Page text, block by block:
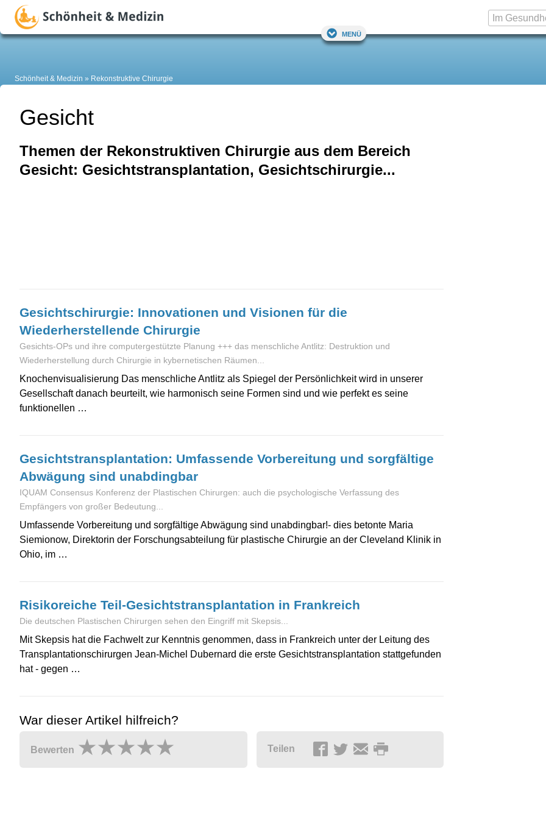
Menü
Schönheit & Medizin Rekonstruktive Chirurgie
Gesicht
Themen der Rekonstruktiven Chirurgie aus dem Bereich
Gesicht: Gesichtstransplantation, Gesichtschirurgie...
Gesichtschirurgie: Innovationen und Visionen für die
Wiederherstellende Chirurgie
Gesichts-OPs und ihre computergestützte Planung +++ das menschliche Antlitz: Destruktion und
Wiederherstellung durch Chirurgie in kybernetischen Räumen...
Knochenvisualisierung Das menschliche Antlitz als Spiegel der Persönlichkeit wird in unserer
Gesellschaft danach beurteilt, wie harmonisch seine Formen sind und wie perfekt es seine
funktionellen …
Gesichtstransplantation: Umfassende Vorbereitung und sorgfältige
Abwägung sind unabdingbar
IQUAM Consensus Konferenz der Plastischen Chirurgen: auch die psychologische Verfassung des
Empfängers von großer Bedeutung...
Umfassende Vorbereitung und sorgfältige Abwägung sind unabdingbar!- dies betonte Maria
Siemionow, Direktorin der Forschungsabteilung für plastische Chirurgie an der Cleveland Klinik in
Ohio, im …
Risikoreiche Teil-Gesichtstransplantation in Frankreich
Die deutschen Plastischen Chirurgen sehen den Eingriff mit Skepsis...
Mit Skepsis hat die Fachwelt zur Kenntnis genommen, dass in Frankreich unter der Leitung des
Transplantationschirurgen Jean-Michel Dubernard die erste Gesichtstransplantation stattgefunden
hat - gegen …
War dieser Artikel hilfreich?
Bewerten Teilen